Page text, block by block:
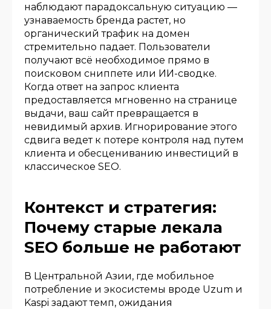
наблюдают парадоксальную ситуацию —
узнаваемость бренда растет, но
органический трафик на домен
стремительно падает. Пользователи
получают всё необходимое прямо в
поисковом сниппете или ИИ-сводке.
Когда ответ на запрос клиента
предоставляется мгновенно на странице
выдачи, ваш сайт превращается в
невидимый архив. Игнорирование этого
сдвига ведет к потере контроля над путем
клиента и обесцениванию инвестиций в
классическое SEO.
Контекст и стратегия:
Почему старые лекала
SEO больше не работают
В Центральной Азии, где мобильное
потребление и экосистемы вроде Uzum и
Kaspi задают темп, ожидания